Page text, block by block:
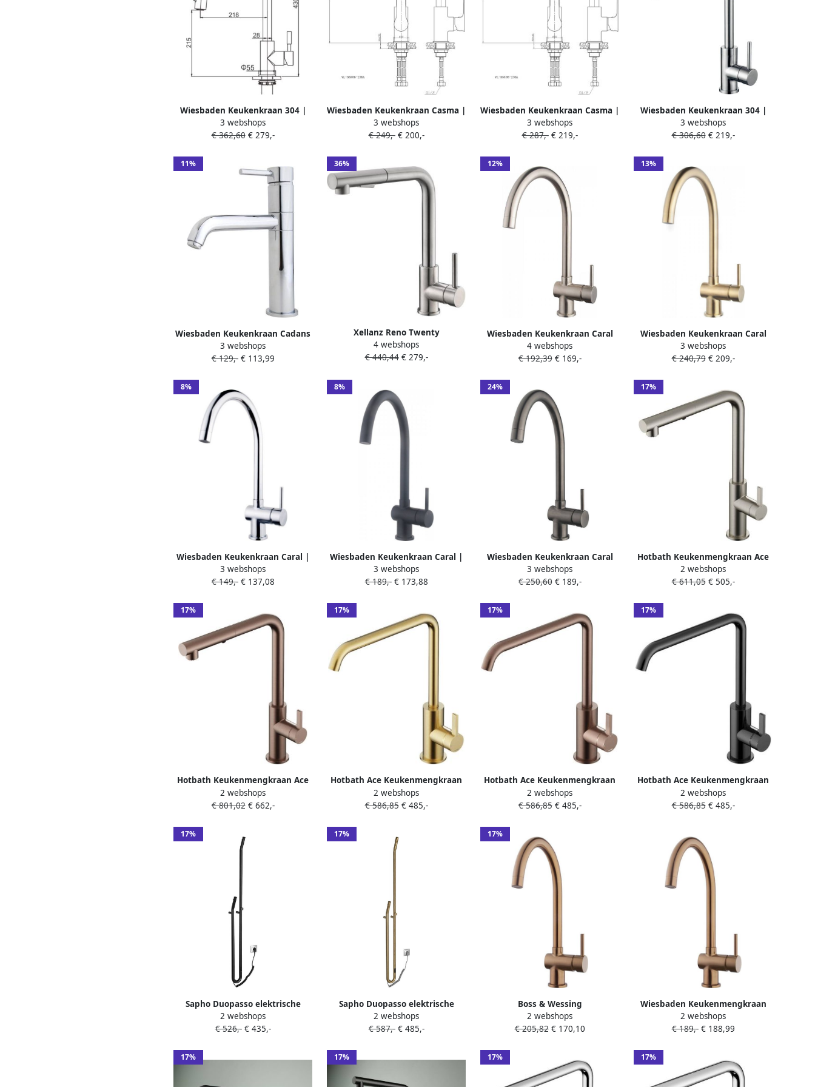
Wiesbaden Keukenkraan 304 |
Opbouw | 360° Draaibaar |
Uitrekbare sproeier | Mengkraan
3 webshops
€ 362,60€ 279,-
Wiesbaden Keukenkraan Casma |
Opbouw | 360° Draaibaar |
Mengkraan | 1-hendel | Rond |
3 webshops
€ 249,-€ 200,-
Wiesbaden Keukenkraan Casma |
Opbouw | 360° Draaibaar |
Mengkraan | 1-hendel | Rond |
3 webshops
€ 287,-€ 219,-
Wiesbaden Keukenkraan 304 |
Opbouw | 360° Draaibaar |
Mengkraan | 1-hendel | Rond |
3 webshops
€ 306,60€ 219,-
11%
Wiesbaden Keukenkraan Cadans
| Opbouw | 360° Draaibaar |
Mengkraan | 1-hendel | Rond |
3 webshops
€ 129,-€ 113,99
36%
Xellanz Reno Twenty
keukenkraan met coldstart en
uittrekbare handdouche
4 webshops
€ 440,44€ 279,-
12%
Wiesbaden Keukenkraan Caral
Mengkraan Rond Geborsteld
Staal 1 Greeps Draaibaar Uitloop
4 webshops
€ 192,39€ 169,-
13%
Wiesbaden Keukenkraan Caral
Mengkraan Rond Geborsteld
Messing 1 Greeps Draaibaar
3 webshops
€ 240,79€ 209,-
8%
Wiesbaden Keukenkraan Caral |
Opbouw | 360° Draaibaar |
Mengkraan | 1-hendel | Rond |
3 webshops
€ 149,-€ 137,08
8%
Wiesbaden Keukenkraan Caral |
Opbouw | 360° Draaibaar |
Mengkraan | 1-hendel | Rond |
3 webshops
€ 189,-€ 173,88
24%
Wiesbaden Keukenkraan Caral
Mengkraan Rond Gunmetal 1
Greeps Draaibaar Uitloop
3 webshops
€ 250,60€ 189,-
17%
Hotbath Keukenmengkraan Ace
met draaibare uitloop en
uittrekbare duo-spray
2 webshops
€ 611,05€ 505,-
17%
Hotbath Keukenmengkraan Ace
met draaibare uitloop en
uittrekbare duo-spray
2 webshops
€ 801,02€ 662,-
17%
Hotbath Ace Keukenmengkraan
opbouw draaibare uitloop
Geborsteld Messing PVD
2 webshops
€ 586,85€ 485,-
17%
Hotbath Ace Keukenmengkraan
opbouw draaibare uitloop
Geborsteld Koper PVD AC040BCP
2 webshops
€ 586,85€ 485,-
17%
Hotbath Ace Keukenmengkraan
opbouw draaibare uitloop
Gepolijst Zwart PVD AC040PBP
2 webshops
€ 586,85€ 485,-
17%
Sapho Duopasso elektrische
handdoekradiator met timer
122x1700mm 45 W zwart mat
2 webshops
€ 526,-€ 435,-
17%
Sapho Duopasso elektrische
handdoekradiator met timer
122x1700mm 45 W goud mat
2 webshops
€ 587,-€ 485,-
17%
Boss & Wessing
Keukenmengkraan BWS Cemal
Geborsteld Brons Koper
2 webshops
€ 205,82€ 170,10
Wiesbaden Keukenmengkraan
Caral Geborsteld Brons Koper
2 webshops
€ 189,-€ 188,99
17% 17% 17% 17%